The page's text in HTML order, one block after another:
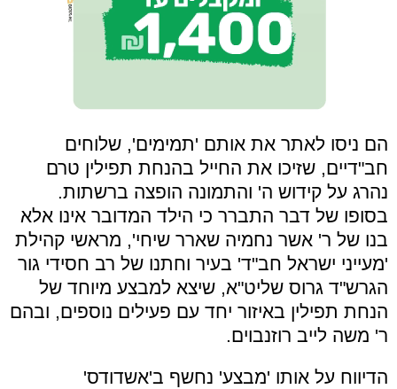
הם ניסו לאתר את אותם 'תמימים', שלוחים
חב"דיים, שזיכו את החייל בהנחת תפילין טרם
נהרג על קידוש ה' והתמונה הופצה ברשתות.
בסופו של דבר התברר כי הילד המדובר אינו אלא
בנו של ר' אשר נחמיה שארר שיחי', מראשי קהילת
'מעייני ישראל חב"ד' בעיר וחתנו של רב חסידי גור
הגרש"ד גרוס שליט"א, שיצא למבצע מיוחד של
הנחת תפילין באיזור יחד עם פעילים נוספים, ובהם
ר' משה לייב רוזנבוים.
הדיווח על אותו 'מבצע' נחשף ב'אשדודס'